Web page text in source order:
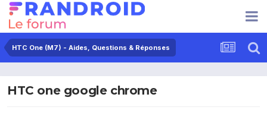
HTC One (M7) - Aides, Questions & Réponses
HTC one google chrome